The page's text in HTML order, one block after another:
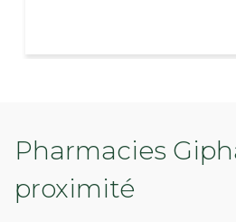
Pharmacies
proximité